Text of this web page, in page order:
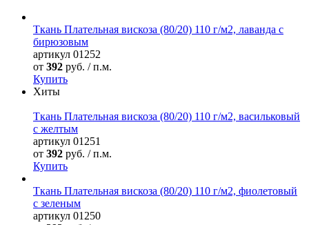
Ткань Плательная вискоза (80/20) 110 г/м2, лаванда с
бирюзовым
артикул 01252
от 392 руб. / п.м.
Купить
Хиты
Ткань Плательная вискоза (80/20) 110 г/м2, васильковый
с желтым
артикул 01251
от 392 руб. / п.м.
Купить
Ткань Плательная вискоза (80/20) 110 г/м2, фиолетовый
с зеленым
артикул 01250